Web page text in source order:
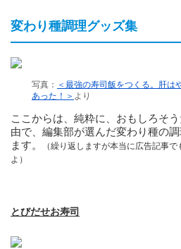
変わり種調理グッズ集
写真： ＜最強の寿司飯をつくる。肝は
あった！＞ より
ここからは、純粋に、おもしろそ
由で、編集部が選んだ変わり種の
ます。
（繰り返しますが本当に広告記事
よ）
とびだせお寿司